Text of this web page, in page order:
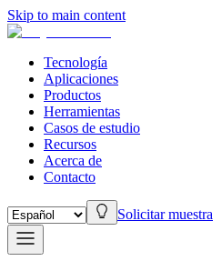
Skip to main content
Tecnología
Aplicaciones
Productos
Herramientas
Casos de estudio
Recursos
Acerca de
Contacto
Solicitar muestra